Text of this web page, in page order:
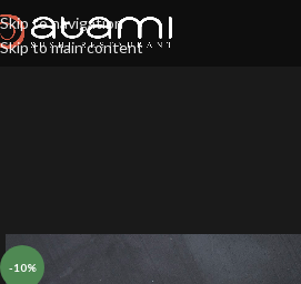
Skip to navigation
Skip to main content
-10%